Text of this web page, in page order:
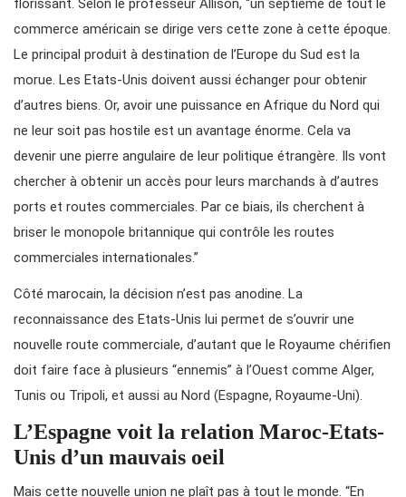
florissant. Selon le professeur Allison, “un septième de tout le
commerce américain se dirige vers cette zone à cette époque.
Le principal produit à destination de l’Europe du Sud est la
morue. Les Etats-Unis doivent aussi échanger pour obtenir
d’autres biens. Or, avoir une puissance en Afrique du Nord qui
ne leur soit pas hostile est un avantage énorme. Cela va
devenir une pierre angulaire de leur politique étrangère. Ils vont
chercher à obtenir un accès pour leurs marchands à d’autres
ports et routes commerciales. Par ce biais, ils cherchent à
briser le monopole britannique qui contrôle les routes
commerciales internationales.”
Côté marocain, la décision n’est pas anodine. La
reconnaissance des Etats-Unis lui permet de s’ouvrir une
nouvelle route commerciale, d’autant que le Royaume chérifien
doit faire face à plusieurs “ennemis” à l’Ouest comme Alger,
Tunis ou Tripoli, et aussi au Nord (Espagne, Royaume-Uni).
L’Espagne voit la relation Maroc-Etats-
Unis d’un mauvais oeil
Mais cette nouvelle union ne plaît pas à tout le monde. “En